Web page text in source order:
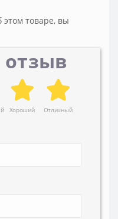
товаре, вы
отзыв
Хороший Отличный